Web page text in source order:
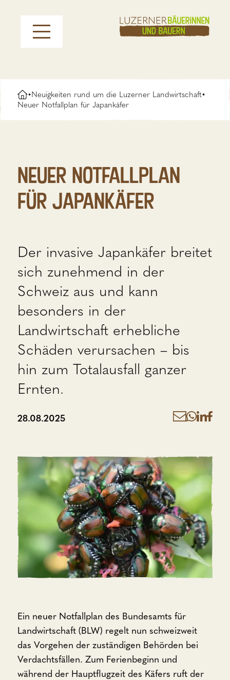
•Neuigkeiten rund um die Luzerner Landwirtschaft•
Neuer Notfallplan für Japankäfer
Neuer Notfallplan
für Japankäfer
Der invasive Japankäfer breitet
sich zunehmend in der
Schweiz aus und kann
besonders in der
Landwirtschaft erhebliche
Schäden verursachen – bis
hin zum Totalausfall ganzer
Ernten.
28.08.2025
Ein neuer Notfallplan des Bundesamts für
Landwirtschaft (BLW) regelt nun schweizweit
das Vorgehen der zuständigen Behörden bei
Verdachtsfällen. Zum Ferienbeginn und
während der Hauptflugzeit des Käfers ruft der